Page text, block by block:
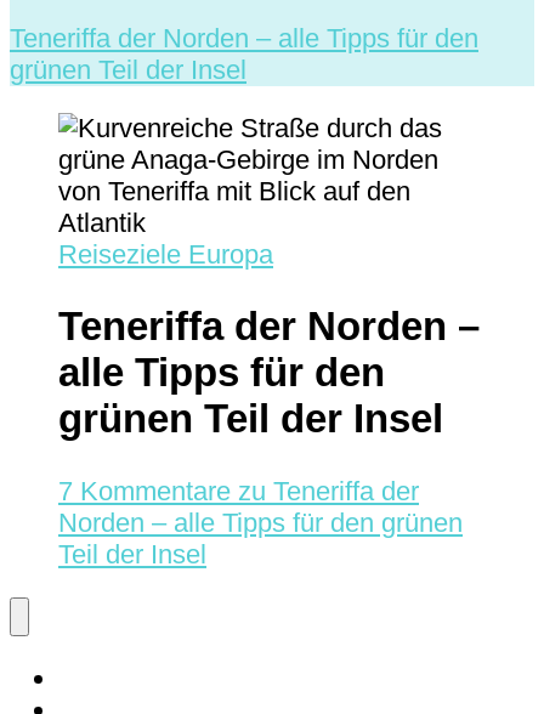
Teneriffa der Norden – alle Tipps für den
grünen Teil der Insel
Reiseziele Europa
Teneriffa der Norden –
alle Tipps für den
grünen Teil der Insel
7 Kommentare zu Teneriffa der
Norden – alle Tipps für den grünen
Teil der Insel